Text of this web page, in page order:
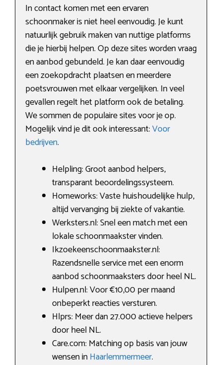
In contact komen met een ervaren
schoonmaker is niet heel eenvoudig. Je kunt
natuurlijk gebruik maken van nuttige platforms
die je hierbij helpen. Op deze sites worden vraag
en aanbod gebundeld. Je kan daar eenvoudig
een zoekopdracht plaatsen en meerdere
poetsvrouwen met elkaar vergelijken. In veel
gevallen regelt het platform ook de betaling.
We sommen de populaire sites voor je op.
Mogelijk vind je dit ook interessant:Voor
bedrijven.
Helpling: Groot aanbod helpers,
transparant beoordelingssysteem.
Homeworks: Vaste huishoudelijke hulp,
altijd vervanging bij ziekte of vakantie.
Werksters.nl: Snel een match met een
lokale schoonmaakster vinden.
Ikzoekeenschoonmaakster.nl:
Razendsnelle service met een enorm
aanbod schoonmaaksters door heel NL.
Hulpen.nl: Voor €10,00 per maand
onbeperkt reacties versturen.
Hlprs: Meer dan 27.000 actieve helpers
door heel NL.
Care.com: Matching op basis van jouw
wensen inHaarlemmermeer.